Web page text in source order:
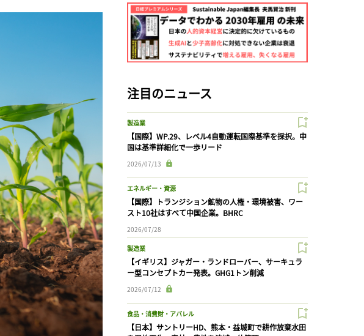
注目のニュース
製造業
【国際】WP.29、レベル4自動運転国際基準を採択。中
国は基準詳細化で一歩リード
2026/07/13
エネルギー・資源
【国際】トランジション鉱物の人権・環境被害、ワー
スト10社はすべて中国企業。BHRC
2026/07/28
製造業
【イギリス】ジャガー・ランドローバー、サーキュラ
ー型コンセプトカー発表。GHG1トン削減
2026/07/12
食品・消費財・アパレル
【日本】サントリーHD、熊本・益城町で耕作放棄水田